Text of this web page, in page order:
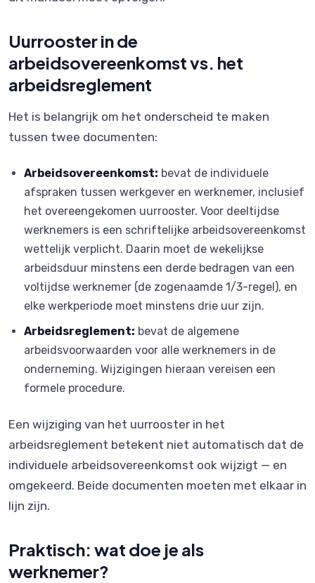
Uurrooster in de
arbeidsovereenkomst vs. het
arbeidsreglement
Het is belangrijk om het onderscheid te maken
tussen twee documenten:
Arbeidsovereenkomst: bevat de individuele
afspraken tussen werkgever en werknemer, inclusief
het overeengekomen uurrooster. Voor deeltijdse
werknemers is een schriftelijke arbeidsovereenkomst
wettelijk verplicht. Daarin moet de wekelijkse
arbeidsduur minstens een derde bedragen van een
voltijdse werknemer (de zogenaamde 1/3-regel), en
elke werkperiode moet minstens drie uur zijn.
Arbeidsreglement: bevat de algemene
arbeidsvoorwaarden voor alle werknemers in de
onderneming. Wijzigingen hieraan vereisen een
formele procedure.
Een wijziging van het uurrooster in het
arbeidsreglement betekent niet automatisch dat de
individuele arbeidsovereenkomst ook wijzigt — en
omgekeerd. Beide documenten moeten met elkaar in
lijn zijn.
Praktisch: wat doe je als
werknemer?